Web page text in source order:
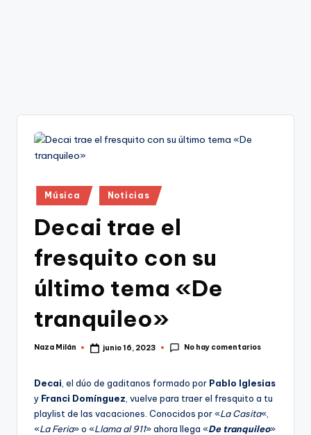
Publicado
en
Música Noticias
Decai trae el
fresquito con su
último tema «De
tranquileo»
Publicado
Naza Milán junio 16, 2023 No hay comentarios
Decai , el dúo de gaditanos formado por Pablo Iglesias
y Franci Domínguez , vuelve para traer el fresquito a tu
playlist de las vacaciones. Conocidos por «La Casita«,
«La Feria» o «Llama al 911» ahora llega «De tranquileo»